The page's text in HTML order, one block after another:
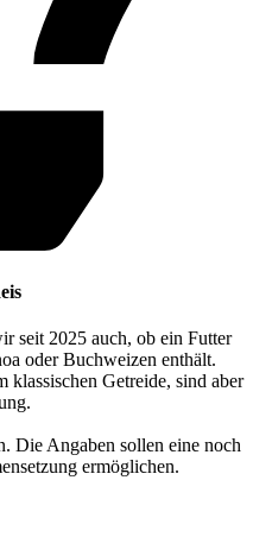
seit 2025 auch, ob ein Futter
oder Buchweizen enthält.
klassischen Getreide, sind aber
Die Angaben sollen eine noch
ermöglichen.